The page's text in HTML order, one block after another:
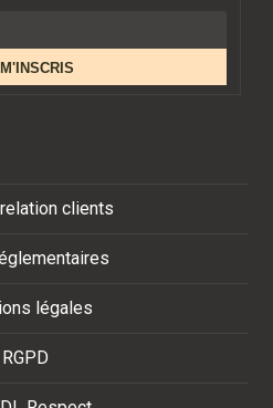
clients
légales
RGPD